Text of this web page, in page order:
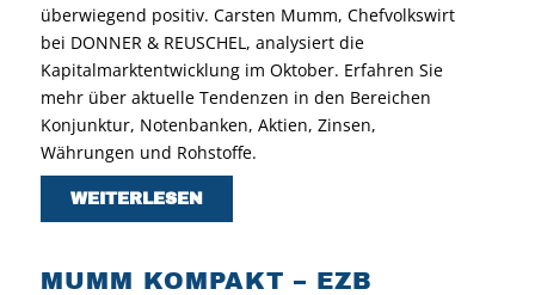
überwiegend positiv. Carsten Mumm, Chefvolkswirt
bei DONNER & REUSCHEL, analysiert die
Kapitalmarktentwicklung im Oktober. Erfahren Sie
mehr über aktuelle Tendenzen in den Bereichen
Konjunktur, Notenbanken, Aktien, Zinsen,
Währungen und Rohstoffe.
WEITERLESEN
MUMM KOMPAKT – EZB